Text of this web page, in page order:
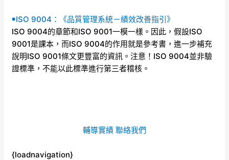
￭ISO 9004：《品質管理系統－績效改善指引》
ISO 9004的章節和ISO 9001一模一樣。因此，假設ISO
9001是課本，而ISO 9004的作用就是參考書，進一步補充
說明ISO 9001條文更豐富的資訊。注意！ISO 9004並非驗
證標準，不能以此標準進行第三者稽核。
輔導實績 聯絡我們
{loadnavigation}